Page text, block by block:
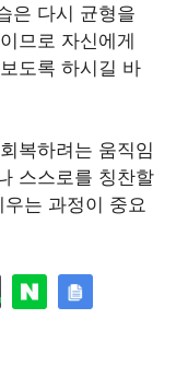
은 다시 균형을
므로 자신에게
도록 하시길 바
복하려는 움직임
스스로를 칭찬할
는 과정이 중요